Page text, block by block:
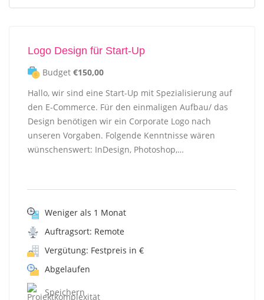
Logo Design für Start-Up
Budget €150,00
Hallo, wir sind eine Start-Up mit Spezialisierung auf
den E-Commerce. Für den einmaligen Aufbau/ das
Design benötigen wir ein Corporate Logo nach
unseren Vorgaben. Folgende Kenntnisse wären
wünschenswert: InDesign, Photoshop,…
Weniger als 1 Monat
Auftragsort: Remote
Vergütung: Festpreis in €
Abgelaufen
Speichern